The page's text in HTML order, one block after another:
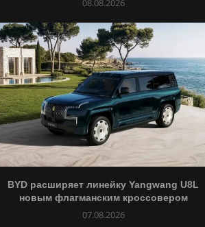
08.08.2026
BYD расширяет линейку Yangwang U8L
новым флагманским кроссовером
07.08.2026